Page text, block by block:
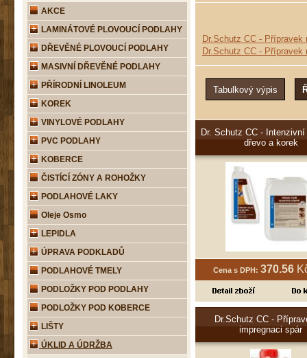
Dr.Schutz CC - Přípravek
Dr.Schutz CC -
Dr. Schutz CC -
dřevo a korek
Cena s DPH: 370.56
Dr.Schutz CC -
impregnaci spár
AKCE
LAMINÁTOVÉ PLOVOUCÍ PODLAHY
DŘEVĚNÉ PLOVOUCÍ PODLAHY
MASIVNÍ DŘEVĚNÉ PODLAHY
PŘÍRODNÍ LINOLEUM
KOREK
VINYLOVÉ PODLAHY
PVC PODLAHY
KOBERCE
ČISTÍCÍ ZÓNY A ROHOŽKY
PODLAHOVÉ LAKY
Oleje Osmo
LEPIDLA
ÚPRAVA PODKLADŮ
PODLAHOVÉ TMELY
PODLOŽKY POD PODLAHY
PODLOŽKY POD KOBERCE
LIŠTY
ÚKLID A ÚDRŽBA